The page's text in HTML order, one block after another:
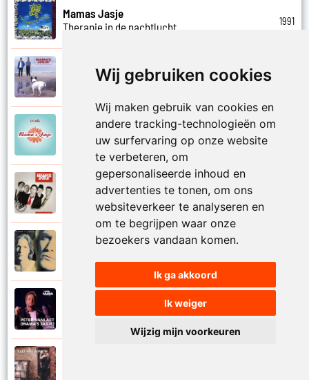
Wij gebruiken cookies
Wij maken gebruik van cookies en
andere tracking-technologieën om
uw surfervaring op onze website
te verbeteren, om
gepersonaliseerde inhoud en
advertenties te tonen, om ons
websiteverkeer te analyseren en
om te begrijpen waar onze
bezoekers vandaan komen.
Ik ga akkoord
Ik weiger
Wijzig mijn voorkeuren
Mamas Jasje
Therapie in de nachtlucht
1991
Mamas Jasje
Thuis ben
Mamas Jasje
Mamas Jasje
Tot aan de maan en terug
Mamas Jasje
Troebele tijden